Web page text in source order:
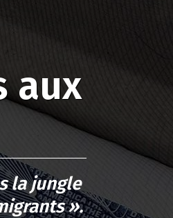
aux
la jungle
».